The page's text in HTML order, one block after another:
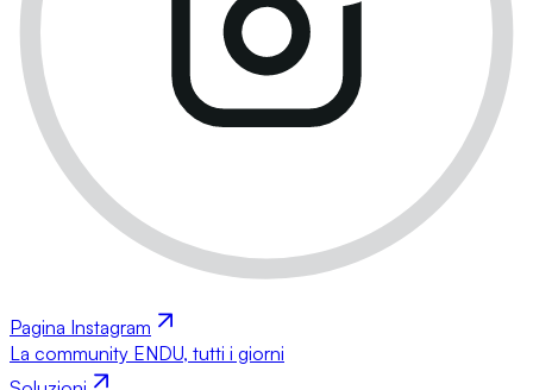
Pagina Instagram
La community ENDU, tutti i giorni